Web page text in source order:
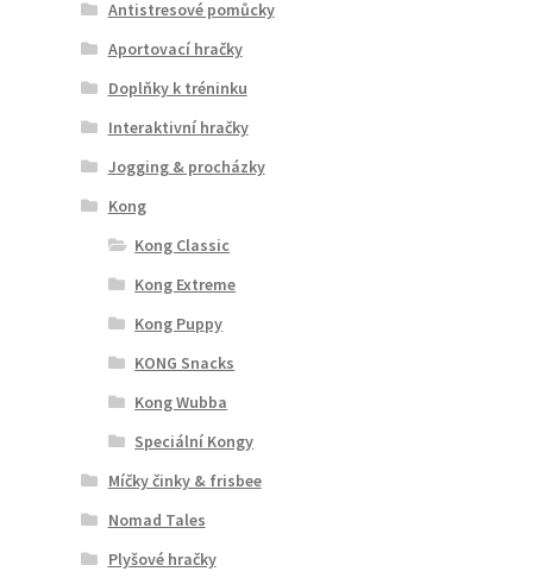
Antistresové pomůcky
Aportovací hračky
Doplňky k tréninku
Interaktivní hračky
Jogging & procházky
Kong
Kong Classic
Kong Extreme
Kong Puppy
KONG Snacks
Kong Wubba
Speciální Kongy
Míčky činky & frisbee
Nomad Tales
Plyšové hračky